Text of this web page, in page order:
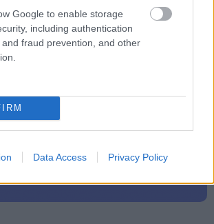
Google to enable storage
including authentication
fraud prevention, and other
Data Access Privacy Policy
Αγγλικών σε
στα χέρια σας
η πιο Εύκολη
Υπολογιστών σε 2